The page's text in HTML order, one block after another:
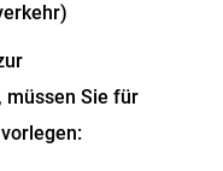
müssen Sie für